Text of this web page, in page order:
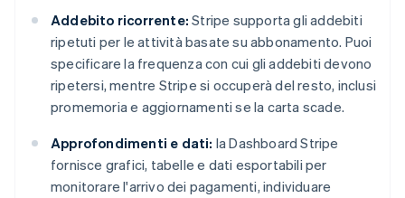
Addebito ricorrente: Stripe supporta gli addebiti
ripetuti per le attività basate su abbonamento. Puoi
specificare la frequenza con cui gli addebiti devono
ripetersi, mentre Stripe si occuperà del resto, inclusi
promemoria e aggiornamenti se la carta scade.
Approfondimenti e dati: la Dashboard Stripe
fornisce grafici, tabelle e dati esportabili per
monitorare l'arrivo dei pagamenti, individuare